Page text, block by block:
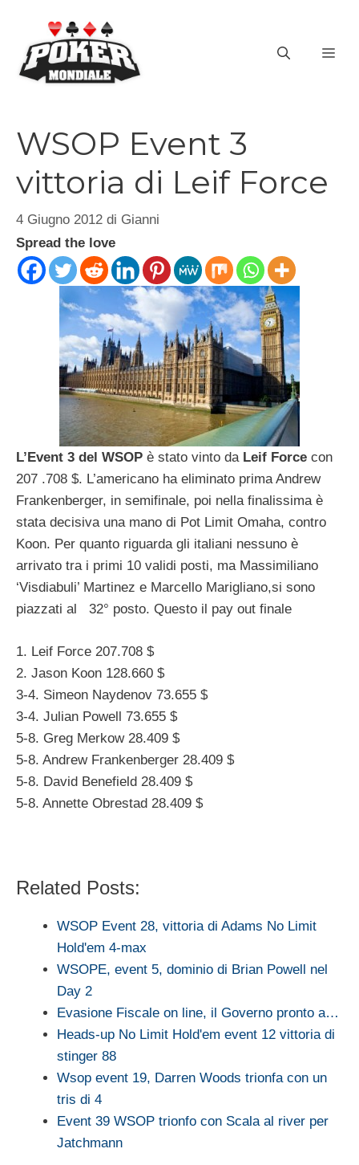
contenuto
WSOP Event 3
vittoria di Leif Force
4 Giugno 2012 di Gianni
Spread the love
L’Event 3 del WSOP è stato vinto da Leif Force con
207 .708 $. L’americano ha eliminato prima Andrew
Frankenberger, in semifinale, poi nella finalissima è
stata decisiva una mano di Pot Limit Omaha, contro
Koon. Per quanto riguarda gli italiani nessuno è
arrivato tra i primi 10 validi posti, ma Massimiliano
‘Visdiabuli’ Martinez e Marcello Marigliano,si sono
piazzati al 32° posto. Questo il pay out finale
1. Leif Force 207.708 $
2. Jason Koon 128.660 $
3-4. Simeon Naydenov 73.655 $
3-4. Julian Powell 73.655 $
5-8. Greg Merkow 28.409 $
5-8. Andrew Frankenberger 28.409 $
5-8. David Benefield 28.409 $
5-8. Annette Obrestad 28.409 $
Related Posts:
WSOP Event 28, vittoria di Adams No Limit
Hold'em 4-max
WSOPE, event 5, dominio di Brian Powell nel
Day 2
Evasione Fiscale on line, il Governo pronto a…
Heads-up No Limit Hold'em event 12 vittoria di
stinger 88
Wsop event 19, Darren Woods trionfa con un
tris di 4
Event 39 WSOP trionfo con Scala al river per
Jatchmann